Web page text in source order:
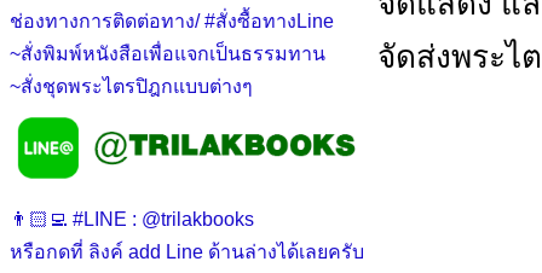
ช่องทางการติดต่อทาง/ #สั่งซื้อทางLine
~สั่งพิมพ์หนังสือเพื่อแจกเป็นธรรมทาน
~สั่งชุดพระไตรปิฎกแบบต่างๆ
👨🏻‍💻 #LINE : @trilakbooks
หรือกดที่ ลิงค์ add Line ด้านล่างได้เลยครับ